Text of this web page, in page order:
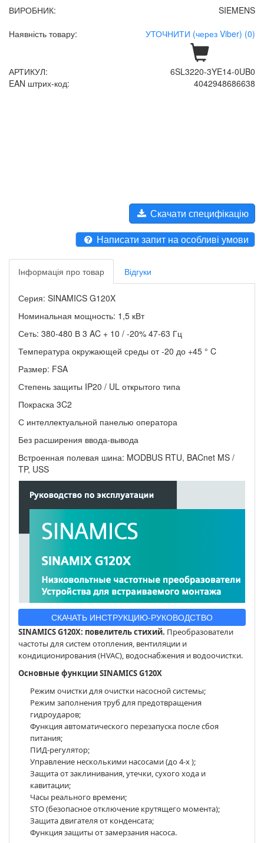
ВИРОБНИК:
SIEMENS
Наявність товару:
УТОЧНИТИ (через Viber) (0)
АРТИКУЛ:
6SL3220-3YE14-0UB0
EAN штрих-код:
4042948686638
Скачати специфікацію
Написати запит на особливі умови
Інформація про товар Відгуки
Серия: SINAMICS G120X
Номинальная мощность: 1,5 кВт
Сеть: 380-480 В 3 AC + 10 / -20% 47-63 Гц
Температура окружающей среды от -20 до +45 ° C
Размер: FSA
Степень защиты IP20 / UL открытого типа
Покраска 3C2
С интеллектуальной панелью оператора
Без расширения ввода-вывода
Встроенная полевая шина: MODBUS RTU, BACnet MS /
TP, USS
СКАЧАТЬ ИНСТРУКЦИЮ-РУКОВОДСТВО
SINAMICS G120X: повелитель стихий. Преобразователи
частоты для систем отопления, вентиляции и
кондиционирования (HVAC), водоснабжения и водоочистки.
Основные функции SINAMICS G120X
Режим очистки для очистки насосной системы;
Режим заполнения труб для предотвращения
гидроударов;
Функция автоматического перезапуска после сбоя
питания;
ПИД-регулятор;
Управление несколькими насосами (до 4-х );
Защита от заклинивания, утечки, сухого хода и
кавитации;
Часы реального времени;
STO (безопасное отключение крутящего момента);
Защита двигателя от конденсата;
Функция защиты от замерзания насоса.